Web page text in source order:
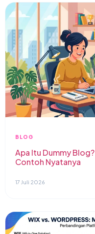
BLOG
Apa Itu Dummy
Contoh Nyatanya
17 Juli 2026